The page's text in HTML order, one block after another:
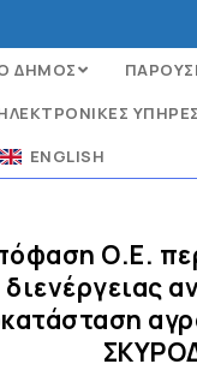
ΔΗΜΟΣ
ENGLISH
Ο.Ε.
διενέργειας